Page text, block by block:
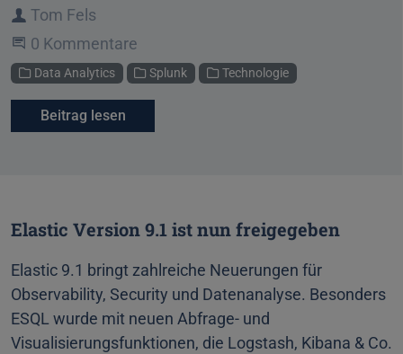
Autor
Tom Fels
Beginne eine Unterhaltung
0 Kommentare
Kategorien
Data Analytics Splunk Technologie
Beitrag lesen
Elastic Version 9.1 ist nun freigegeben
Elastic 9.1 bringt zahlreiche Neuerungen für
Observability, Security und Datenanalyse. Besonders
ESQL wurde mit neuen Abfrage- und
Visualisierungsfunktionen, die Logstash, Kibana & Co.